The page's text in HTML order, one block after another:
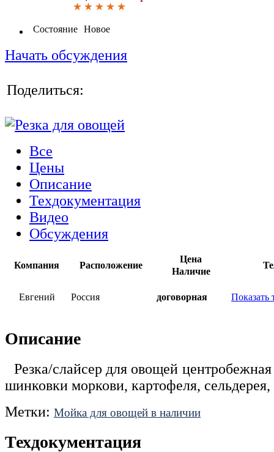
Состояние Новое
Начать обсуждения
Поделиться:
Все
Цены
Описание
Техдокументация
Видео
Обсуждения
Компания Расположение
Цена
Наличие
Евгений Россия договорная Показать
Описание
Резка/слайсер для овощей
шинковки моркови, картофеля, сельдерея,
Метки: Мойка для овощей в наличии
Техдокументация